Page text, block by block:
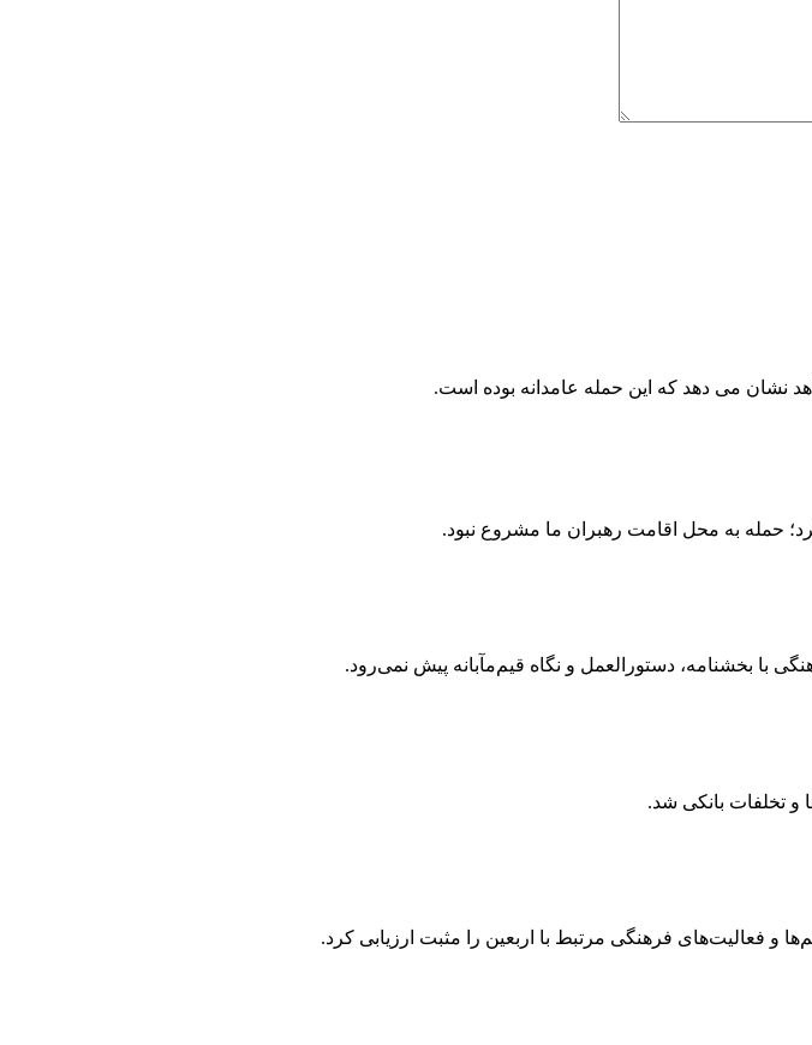
نشان می دهد که این حمله عامدانه بوده است.
حمله به محل اقامت رهبران ما مشروع نبود.
با بخشنامه، دستورالعمل و نگاه قیم‌مآبانه پیش نمی‌رود.
تخلفات بانکی شد.
فعالیت‌های فرهنگی مرتبط با اربعین را مثبت ارزیابی کرد.